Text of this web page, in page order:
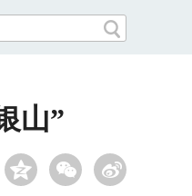
山”